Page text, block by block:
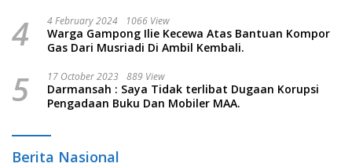
4 4 February 2024 1066 View
Warga Gampong Ilie Kecewa Atas Bantuan Kompor
Gas Dari Musriadi Di Ambil Kembali.
5 17 October 2023 889 View
Darmansah : Saya Tidak terlibat Dugaan Korupsi
Pengadaan Buku Dan Mobiler MAA.
Berita Nasional